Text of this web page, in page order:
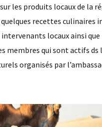
les produits locaux de la
quelques recettes culinaires
locaux ainsi que
membres qui sont actifs ds
organisés par